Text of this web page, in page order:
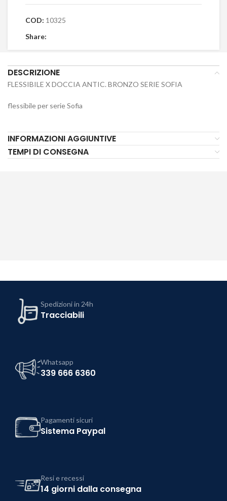
COD: 10325
Share:
DESCRIZIONE
FLESSIBILE X DOCCIA ANTIC. BRONZO SERIE SOFIA
flessibile per serie Sofia
INFORMAZIONI AGGIUNTIVE
TEMPI DI CONSEGNA
Spedizioni in 24h
Tracciabili
Whatsapp
339 666 6360
Pagamenti sicuri
Sistema Paypal
Resi e recessi
14 giorni dalla consegna